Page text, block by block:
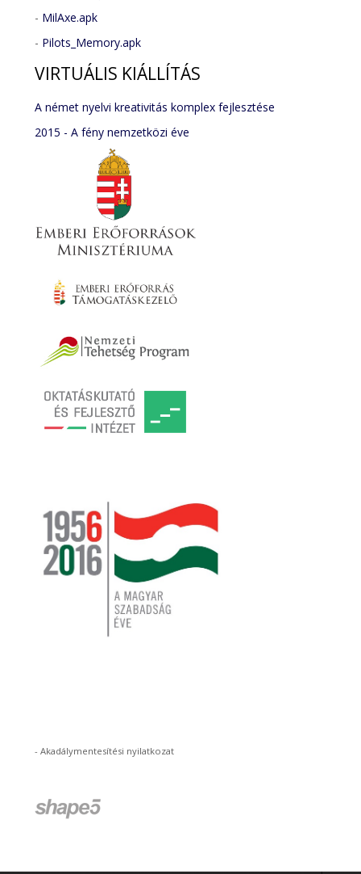
- MilAxe.apk
- Pilots_Memory.apk
VIRTUÁLIS KIÁLLÍTÁS
A német nyelvi kreativitás komplex fejlesztése
2015 - A fény nemzetközi éve
-Akadálymentesítési nyilatkozat